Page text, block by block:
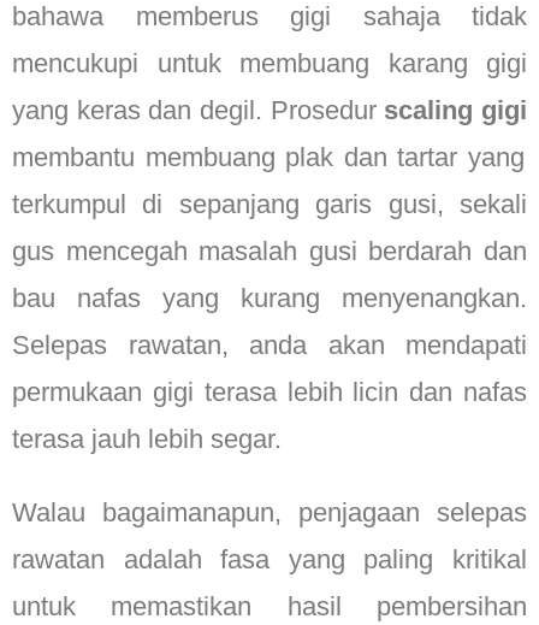
bahawa memberus gigi sahaja tidak
mencukupi untuk membuang karang gigi
yang keras dan degil. Prosedur scaling gigi
membantu membuang plak dan tartar yang
terkumpul di sepanjang garis gusi, sekali
gus mencegah masalah gusi berdarah dan
bau nafas yang kurang menyenangkan.
Selepas rawatan, anda akan mendapati
permukaan gigi terasa lebih licin dan nafas
terasa jauh lebih segar.
Walau bagaimanapun, penjagaan selepas
rawatan adalah fasa yang paling kritikal
untuk memastikan hasil pembersihan